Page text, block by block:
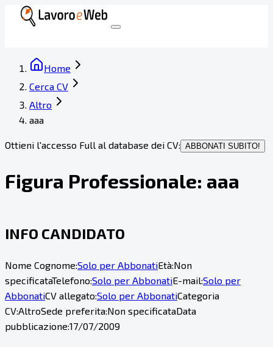
Home
Cerca CV
Altro
aaa
Ottieni l'accesso Full al database dei CV: ABBONATI SUBITO!
Figura Professionale: aaa
INFO CANDIDATO
Nome Cognome:Solo per AbbonatiEtà:Non
specificataTelefono:Solo per AbbonatiE-mail:Solo per
AbbonatiCV allegato:Solo per AbbonatiCategoria
CV:AltroSede preferita:Non specificataData
pubblicazione:17/07/2009